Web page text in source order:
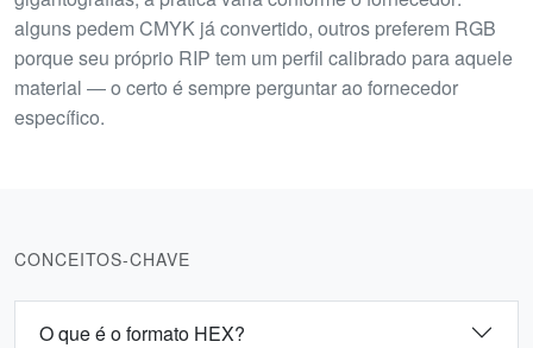
alguns pedem CMYK já convertido, outros preferem RGB
porque seu próprio RIP tem um perfil calibrado para aquele
material — o certo é sempre perguntar ao fornecedor
específico.
CONCEITOS-CHAVE
O que é o formato HEX?